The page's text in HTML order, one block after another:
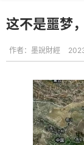
这不是噩梦
作者： 墨說財經